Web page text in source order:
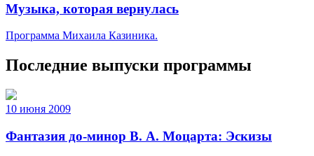
Музыка, которая вернулась
Программа Михаила Казиника.
Последние выпуски программы
10 июня 2009
Фантазия до-минор В. А. Моцарта: Эскизы